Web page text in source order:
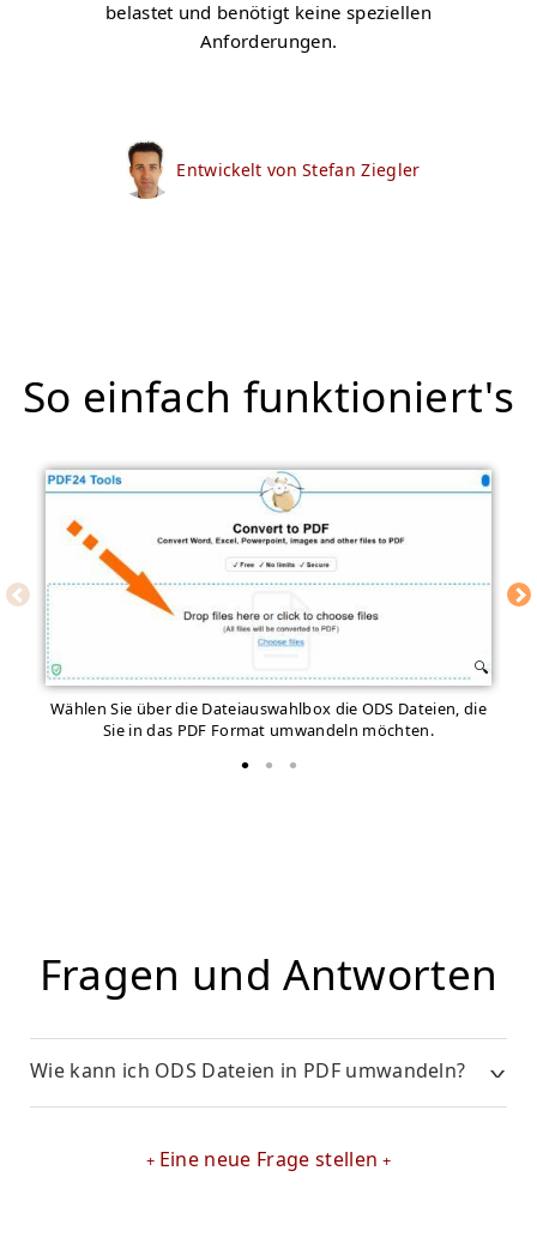
belastet und benötigt keine speziellen
Anforderungen.
Entwickelt von Stefan Ziegler
So einfach funktioniert's
Wählen Sie über die Dateiauswahlbox die ODS Dateien, die
Sie in das PDF Format umwandeln möchten.
Fragen und Antworten
Wie kann ich ODS Dateien in PDF umwandeln?
Eine neue Frage stellen